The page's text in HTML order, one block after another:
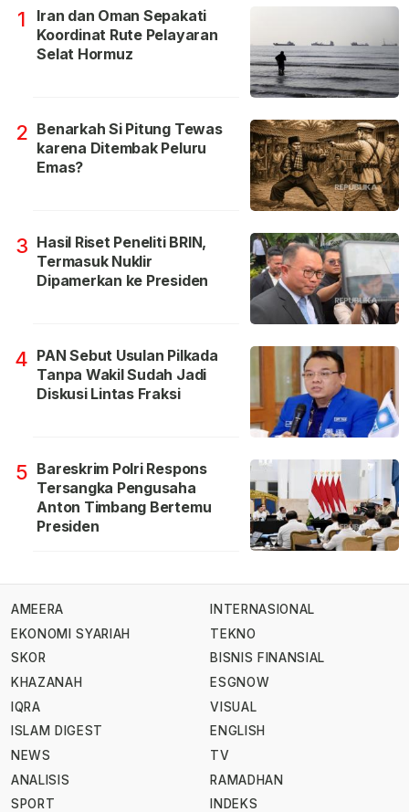
1
Iran dan Oman Sepakati
Koordinat Rute Pelayaran
Selat Hormuz
2 Benarkah Si Pitung Tewas
karena Ditembak Peluru
Emas?
3 Hasil Riset Peneliti BRIN,
Termasuk Nuklir
Dipamerkan ke Presiden
4 PAN Sebut Usulan Pilkada
Tanpa Wakil Sudah Jadi
Diskusi Lintas Fraksi
5 Bareskrim Polri Respons
Tersangka Pengusaha
Anton Timbang Bertemu
Presiden
AMEERA
EKONOMI SYARIAH
SKOR
KHAZANAH
IQRA
ISLAM DIGEST
NEWS
ANALISIS
SPORT
INTERNASIONAL
TEKNO
BISNIS FINANSIAL
ESGNOW
VISUAL
ENGLISH
TV
RAMADHAN
INDEKS